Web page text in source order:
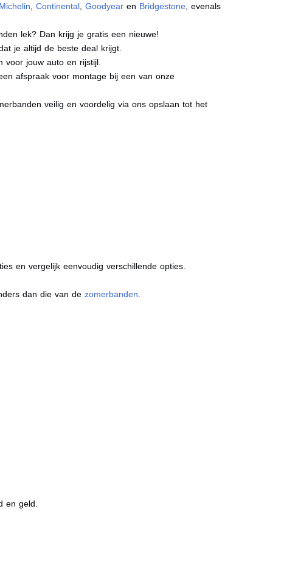
Michelin ,Continental ,Goodyear en Bridgestone , evenals
lek? Dan krijg je gratis een nieuwe!
je altijd de beste deal krijgt.
voor jouw auto en rijstijl.
afspraak voor montage bij een van onze
veilig en voordelig via ons opslaan tot het
en vergelijk eenvoudig verschillende opties.
dan die van dezomerbanden
en geld.